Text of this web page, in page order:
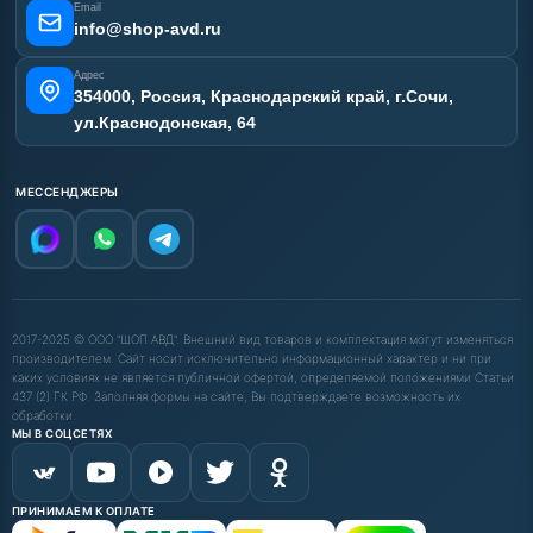
Email
info@shop-avd.ru
Адрес
354000, Россия, Краснодарский край, г.Сочи,
ул.Краснодонская, 64
МЕССЕНДЖЕРЫ
2017-2025 © ООО "ШОП АВД". Внешний вид товаров и комплектация могут изменяться
производителем. Сайт носит исключительно информационный характер и ни при
каких условиях не является публичной офертой, определяемой положениями Статьи
437 (2) ГК РФ. Заполняя формы на сайте, Вы подтверждаете возможность их
обработки.
МЫ В СОЦСЕТЯХ
ПРИНИМАЕМ К ОПЛАТЕ